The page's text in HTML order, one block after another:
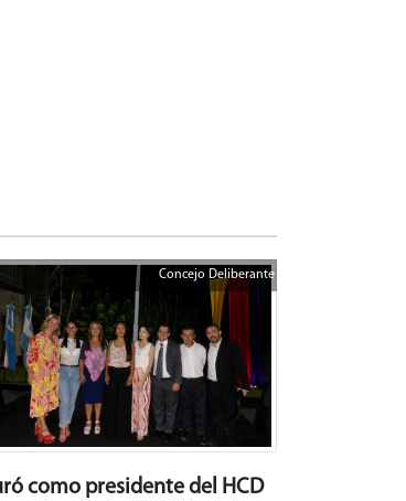
Concejo Deliberante
como presidente del HCD